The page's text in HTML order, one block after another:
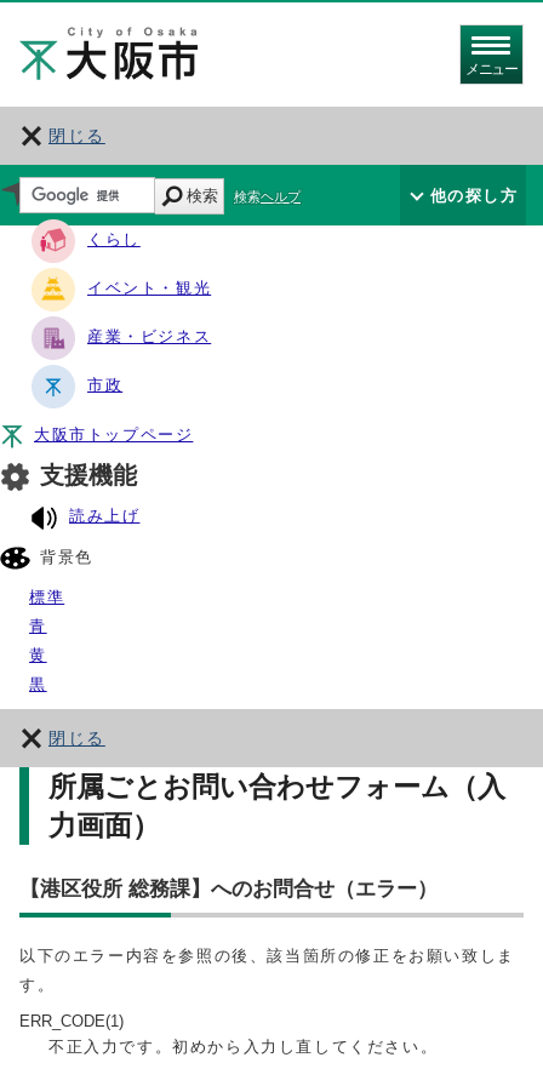
メニュー
閉じる
サイト・ナビ
くらし
イベント・観光
産業・ビジネス
市政
大阪市トップページ
支援機能
読み上げ
背景色
標準
青
黄
黒
閉じる
検索 検索ヘルプ 他の探し方
所属ごとお問い合わせフォーム（入
力画面）
【港区役所 総務課】へのお問合せ（エラー）
以下のエラー内容を参照の後、該当箇所の修正をお願い致しま
す。
ERR_CODE(1)
不正入力です。初めから入力し直してください。